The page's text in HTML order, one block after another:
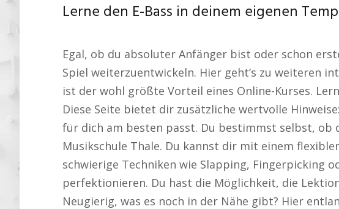
Lerne den E-Bass in deinem eigenen
Egal, ob du absoluter Anfänger bist oder schon
Spiel weiterzuentwickeln. Hier geht’s zu weiteren
ist der wohl größte Vorteil eines Online-Kurses.
Diese Seite bietet dir zusätzliche wertvolle Hinweise:
für dich am besten passt. Du bestimmst selbst, ob
Musikschule Thale. Du kannst dir mit einem
schwierige Techniken wie Slapping, Fingerpicking
perfektionieren. Du hast die Möglichkeit, die
Neugierig, was es noch in der Nähe gibt? Hier